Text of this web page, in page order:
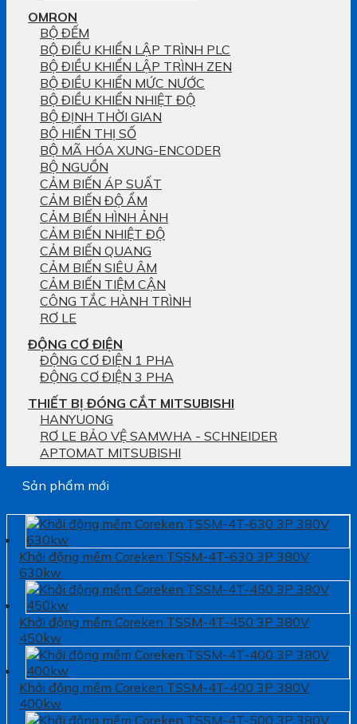
OMRON
BỘ ĐẾM
BỘ ĐIỀU KHIỂN LẬP TRÌNH PLC
BỘ ĐIỀU KHIỂN LẬP TRÌNH ZEN
BỘ ĐIỀU KHIỂN MỨC NƯỚC
BỘ ĐIỀU KHIỂN NHIỆT ĐỘ
BỘ ĐỊNH THỜI GIAN
BỘ HIỂN THỊ SỐ
BỘ MÃ HÓA XUNG-ENCODER
BỘ NGUỒN
CẢM BIẾN ÁP SUẤT
CẢM BIẾN ĐỘ ẨM
CẢM BIẾN HÌNH ẢNH
CẢM BIẾN NHIỆT ĐỘ
CẢM BIẾN QUANG
CẢM BIẾN SIÊU ÂM
CẢM BIẾN TIỆM CẬN
CÔNG TẮC HÀNH TRÌNH
RƠ LE
ĐỘNG CƠ ĐIỆN
ĐỘNG CƠ ĐIỆN 1 PHA
ĐỘNG CƠ ĐIỆN 3 PHA
THIẾT BỊ ĐÓNG CẮT MITSUBISHI
HANYUONG
RƠ LE BẢO VỆ SAMWHA - SCHNEIDER
APTOMAT MITSUBISHI
Sản phẩm mới
Khởi động mềm Coreken TSSM-4T-630 3P 380V
630kw
Khởi động mềm Coreken TSSM-4T-450 3P 380V
450kw
Khởi động mềm Coreken TSSM-4T-400 3P 380V
400kw